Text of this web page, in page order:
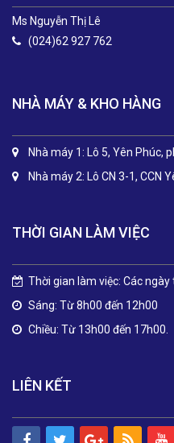
Ms Nguyễn Thị Lê
(024)62 927 762
NHÀ MÁY & KHO HÀNG
Nhà máy 1: Lô 5, Yên Phúc,
Nhà máy 2: Lô CN 3-1, CCN
THỜI GIAN LÀM VIỆC
Thời gian làm việc: Các
Sáng: Từ 8h00 đến 12h00
Chiều: Từ 13h00 đến 17h00.
LIÊN KẾT